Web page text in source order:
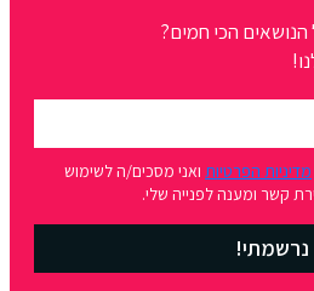
הכי חמים?
מדיניות הפרטיות ואני מסכים/ה לשימוש
קשר ומענה לפנייה שלי.
נרשמתי!